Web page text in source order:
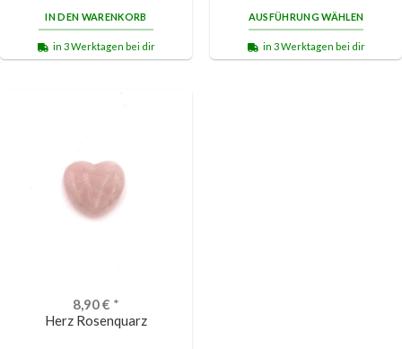
IN DEN WARENKORB
in 3 Werktagen bei dir
AUSFÜHRUNG WÄHLEN
in 3 Werktagen bei dir
8,90€ *
Herz Rosenquarz